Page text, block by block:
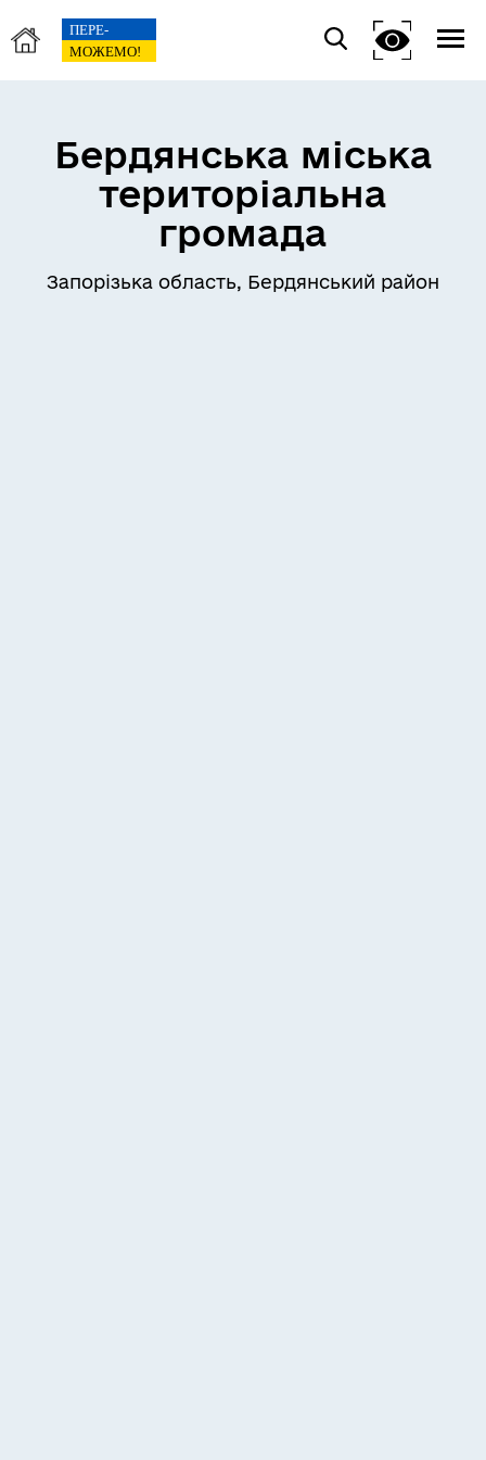
Бердянська міська
територіальна
громада
Запорізька область, Бердянський район